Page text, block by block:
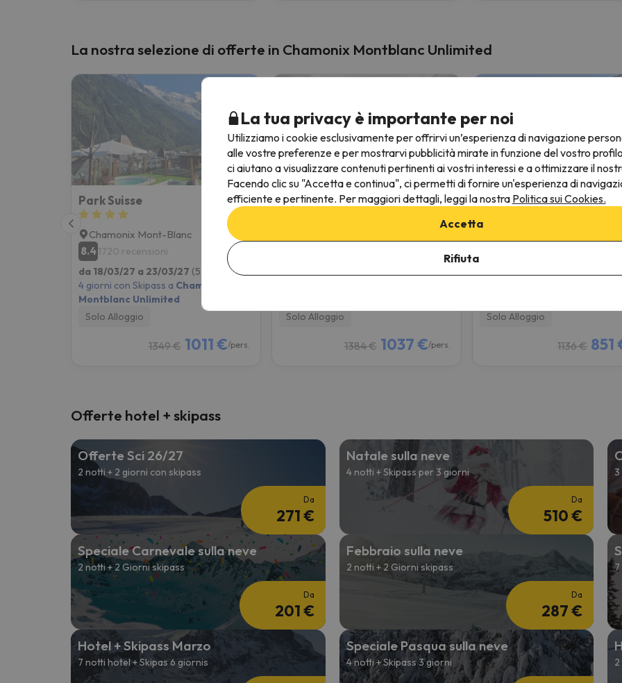
La nostra selezione di offerte in Chamonix Montblanc Unlimited
Park Suisse
Chamonix Mont-Blanc
8.41720 recensioni
da 18/03/27 a 23/03/27 (5 notti)
4 giorni con Skipass a Chamonix
Montblanc Unlimited
Solo Alloggio
1349 € 1011 €/pers.
Boutique Hôtel Le Morgane
Solo Alloggio
1384 € 1037 €/pers.
Résidence Odalys Isatis
Solo Alloggio
1136 € 851
Offerte hotel + skipass
Offerte Sci 26/27
2 notti + 2 giorni con skipass
Da
271 €
Natale sulla neve
4 notti + Skipass per 3 giorni
Da
510 €
3
Speciale Carnevale sulla neve
2 notti + 2 Giorni skipass
Da
201 €
Febbraio sulla neve
2 notti + 2 Giorni skipass
Da
287 €
7
Hotel + Skipass Marzo
7 notti hotel + Skipas 6 giornis
Speciale Pasqua sulla neve
4 notti + Skipass 3 giorni
La tua privacy è importante per noi
Utilizziamo i cookie esclusivamente per offrirvi un’esperienza di navigazione
alle vostre preferenze e per mostrarvi pubblicità mirate in funzione del vostro
ci aiutano a visualizzare contenuti pertinenti ai vostri interessi e a ottimizzare il
Facendo clic su "Accetta e continua", ci permetti di fornire un'esperienza di
efficiente e pertinente. Per maggiori dettagli, leggi la nostra Politica sui Cookies.
Accetta
Rifiuta